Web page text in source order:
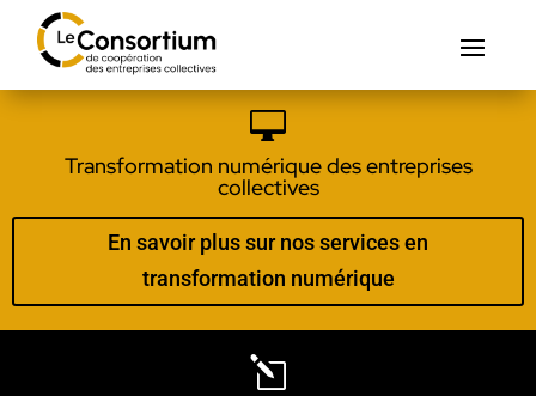

Transformation numérique des entreprises
collectives
En savoir plus sur nos services en
transformation numérique
l